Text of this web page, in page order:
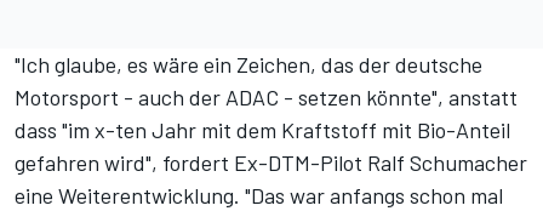
"Ich glaube, es wäre ein Zeichen, das der deutsche
Motorsport - auch der ADAC - setzen könnte", anstatt
dass "im x-ten Jahr mit dem Kraftstoff mit Bio-Anteil
gefahren wird", fordert Ex-DTM-Pilot Ralf Schumacher
eine Weiterentwicklung. "Das war anfangs schon mal